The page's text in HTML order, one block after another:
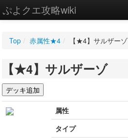
ぷよクエ攻略wiki
WIKI
設定
Top / 赤属性★4 / 【★4】サルザーゾ
【★4】サルザーゾ
属性
タイプ